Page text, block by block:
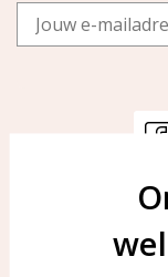
Email
Veelgestelde vragen